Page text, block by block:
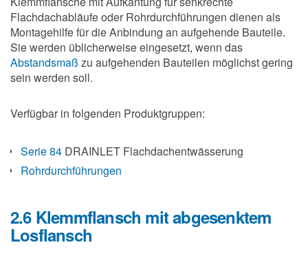
Flachdachabläufe oder Rohrdurchführungen dienen als
Montagehilfe für die Anbindung an aufgehende Bauteile.
Sie werden üblicherweise eingesetzt, wenn das
Abstandsmaß zu aufgehenden Bauteilen möglichst gering
sein werden soll.
Verfügbar in folgenden Produktgruppen:
Serie 84 DRAINLET Flachdachentwässerung
Rohrdurchführungen
2.6 Klemmflansch mit abgesenktem
Losflansch